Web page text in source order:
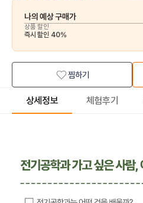
나의 예상 구매가
상품 할인
즉시 할인 40%
찜하기
상세정보 체험후기